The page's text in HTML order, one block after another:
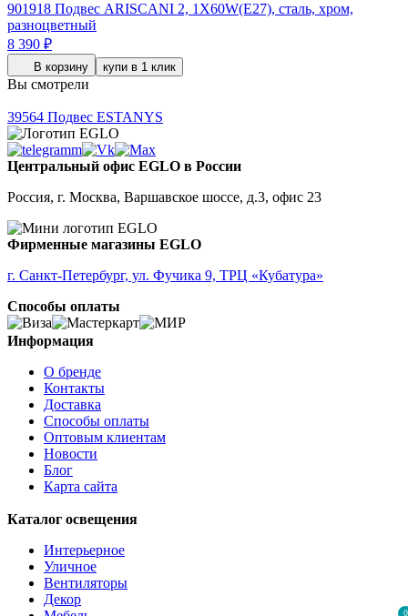
0
901918 Подвес ARISCANI 2, 1X60W(E27), сталь, хром,
разноцветный
8 390 ₽
В корзину купи в 1 клик
Вы смотрели
39564 Подвес ESTANYS
Центральный офис EGLO в России
Россия, г. Москва, Варшавское шоссе, д.3, офис 23
Фирменные магазины EGLO
г. Санкт-Петербург, ул. Фучика 9, ТРЦ «Кубатура»
Способы оплаты
Информация
О бренде
Контакты
Доставка
Способы оплаты
Оптовым клиентам
Новости
Блог
Карта сайта
Каталог освещения
Интерьерное
Уличное
Вентиляторы
Декор